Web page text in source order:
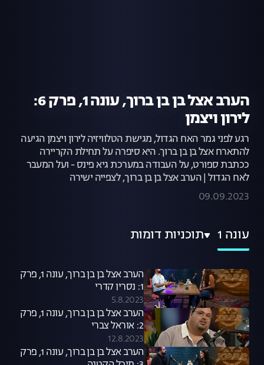
הערב אצל בן בן ברוך, עונה 1, פרק 6:
לירון ויצמן
רגע לפני גמר האח הגדול, מגישת הטלוויזיה לירון ויצמן הגיעה
להתארח אצל בן בן ברוך. היא סיפרה על תחילת הקריירה
ככתבת ספורט, על העבודה במערכת גיא פינס - ועל המעבר
לאח הגדול | הערב אצל בן בן ברוך, לצפייה ישירה
09.09.2023
עונה 1 תוכניות דומות
הערב אצל בן בן ברוך, עונה 1, פרק
1: נסרין קדרי
5.8.2023
הערב אצל בן בן ברוך, עונה 1, פרק
2: אוראל צברי
12.8.2023
הערב אצל בן בן ברוך, עונה 1, פרק